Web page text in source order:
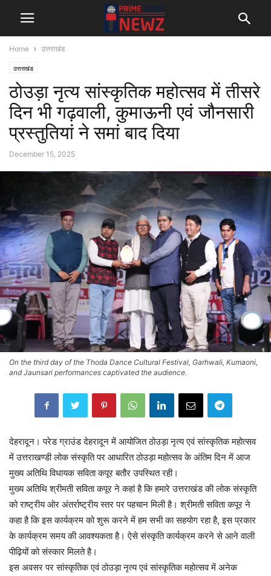
Home उत्तराखंड
उत्तराखंड
ठोउड़ा नृत्य सांस्कृतिक महोत्सव में तीसरे
दिन भी गढ़वाली, कुमाऊनी एवं जौनसारी
प्रस्तुतियां ने समां बाद दिया
December 15, 2025
On the third day of the Thoda Dance Cultural Festival, Garhwali, Kumaoni,
and Jaunsari performances captivated the audience.
देहरादून। परेड ग्राउंड देहरादून में आयोजित ठोउड़ा नृत्य एवं सांस्कृतिक महोत्सव
में उत्तराखण्डी लोक संस्कृति पर आधारित ठोउड़ा महोत्सव के अंतिम दिन में आज
मुख्य अतिथि विधायक सविता कपूर बतौर उपस्थित रही।
मुख्य अतिथि श्रीमती सविता कपूर ने कहां है कि हमारे उत्तराखंड की लोक संस्कृति
को राष्ट्रीय ओर अंतर्राष्ट्रीय स्तर पर पहचान मिली है। श्रीमती सविता कपूर ने
कहा है कि इस कार्यक्रम को शुरू करने में हम सभी का सहयोग रहा है, इस प्रकार
के कार्यक्रम समय की आवश्यकता है। ऐसे संस्कृति कार्यक्रम करने से आने वाली
पीढ़ियों को संस्कार मिलते है।
इस अवसर पर सांस्कृतिक एवं ठोउड़ा नृत्य एवं सांस्कृतिक महोत्सव में अनेक